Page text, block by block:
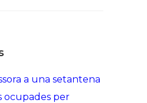
a una setantena
ocupades per